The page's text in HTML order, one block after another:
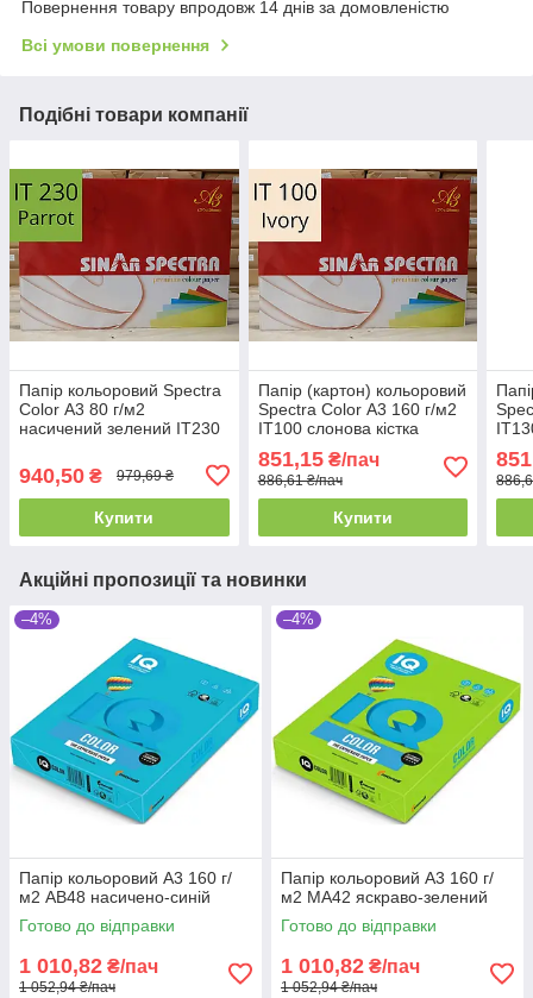
Повернення товару впродовж 14 днів за домовленістю
Всі умови повернення
Подібні товари компанії
Папір кольоровий Spectra
Color А3 80 г/м2
насичений зелений IT230
940,50 ₴ 979,69 ₴
Купити
Папір (картон) кольоровий
Spectra Color А3 160 г/м2
IT100 слонова кістка
851,15₴/пач
886,61 ₴/пач
Купити
Акційні пропозиції та новинки
–4%
Папір кольоровий А3 160 г/
м2 АВ48 насичено-синій
Готово до відправки
1 010,82 ₴/пач
1 052,94 ₴/пач
–4%
Папір кольоровий А3 160 г/
м2 MA42 яскраво-зелений
Готово до відправки
1 010,82 ₴/пач
1 052,94 ₴/пач